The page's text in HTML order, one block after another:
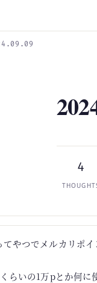
4
てやつでメルカリポ
らいの1万pとか何に